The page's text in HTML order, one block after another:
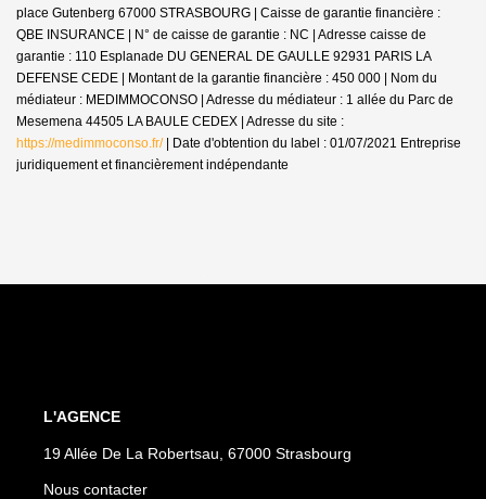
place Gutenberg 67000 STRASBOURG | Caisse de garantie financière :
QBE INSURANCE | N° de caisse de garantie : NC | Adresse caisse de
garantie : 110 Esplanade DU GENERAL DE GAULLE 92931 PARIS LA
DEFENSE CEDE | Montant de la garantie financière : 450 000 | Nom du
médiateur : MEDIMMOCONSO | Adresse du médiateur : 1 allée du Parc de
Mesemena 44505 LA BAULE CEDEX | Adresse du site :
https://medimmoconso.fr/| Date d'obtention du label : 01/07/2021 Entreprise
juridiquement et financièrement indépendante
L'AGENCE
19 Allée De La Robertsau, 67000 Strasbourg
Nous contacter